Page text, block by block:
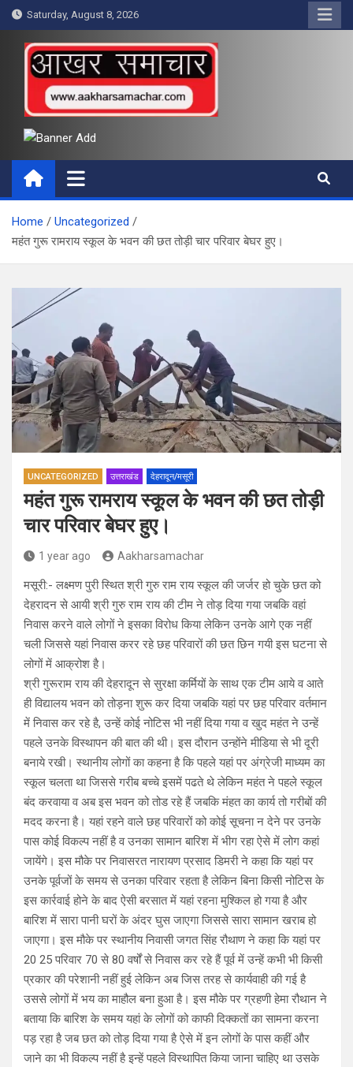
Skip
to
content
Saturday, August 8, 2026
आखर समाचार
Home
Uncategorized
महंत गुरू रामराय स्कूल के भवन की छत तोड़ी चार परिवार बेघर हुए।
UNCATEGORIZED उत्तराखंड देहरादून/मसूरी
महंत गुरू रामराय स्कूल के भवन की छत तोड़ी
चार परिवार बेघर हुए।
1 year ago Aakharsamachar
मसूरी:- लक्ष्मण पुरी स्थित श्री गुरु राम राय स्कूल की जर्जर हो चुके छत को
देहरादन से आयी श्री गुरु राम राय की टीम ने तोड़ दिया गया जबकि वहां
निवास करने वाले लोगों ने इसका विरोध किया लेकिन उनके आगे एक नहीं
चली जिससे यहां निवास करर रहे छह परिवारों की छत छिन गयी इस घटना से
लोगों में आक्रोश है।
श्री गुरूराम राय की देहरादून से सुरक्षा कर्मियों के साथ एक टीम आये व आते
ही विद्यालय भवन को तोड़ना शुरू कर दिया जबकि यहां पर छह परिवार वर्तमान
में निवास कर रहे है, उन्हें कोई नोटिस भी नहीं दिया गया व खुद महंत ने उन्हें
पहले उनके विस्थापन की बात की थी। इस दौरान उन्होंने मीडिया से भी दूरी
बनाये रखी। स्थानीय लोगों का कहना है कि पहले यहां पर अंग्रेजी माध्यम का
स्कूल चलता था जिससे गरीब बच्चे इसमें पढते थे लेकिन महंत ने पहले स्कूल
बंद करवाया व अब इस भवन को तोड रहे हैं जबकि मंहत का कार्य तो गरीबों की
मदद करना है। यहां रहने वाले छह परिवारों को कोई सूचना न देने पर उनके
पास कोई विकल्प नहीं है व उनका सामान बारिश में भीग रहा ऐसे में लोग कहां
जायेंगे। इस मौके पर निवासरत नारायण प्रसाद डिमरी ने कहा कि यहां पर
उनके पूर्वजों के समय से उनका परिवार रहता है लेकिन बिना किसी नोटिस के
इस कार्रवाई होने के बाद ऐसी बरसात में यहां रहना मुश्किल हो गया है और
बारिश में सारा पानी घरों के अंदर घुस जाएगा जिससे सारा सामान खराब हो
जाएगा। इस मौके पर स्थानीय निवासी जगत सिंह रौथाण ने कहा कि यहां पर
20 25 परिवार 70 से 80 वर्षों से निवास कर रहे हैं पूर्व में उन्हें कभी भी किसी
प्रकार की परेशानी नहीं हुई लेकिन अब जिस तरह से कार्यवाही की गई है
उससे लोगों में भय का माहौल बना हुआ है। इस मौके पर ग्रहणी हेमा रौथान ने
बताया कि बारिश के समय यहां के लोगों को काफी दिक्कतों का सामना करना
पड़ रहा है जब छत को तोड़ दिया गया है ऐसे में इन लोगों के पास कहीं और
जाने का भी विकल्प नहीं है इन्हें पहले विस्थापित किया जाना चाहिए था उसके